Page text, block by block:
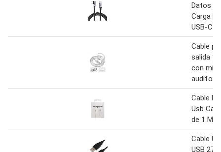
Datos
Carga
USB-C
Cable
salida
con
Cable
Usb
de 1
Cable
USB